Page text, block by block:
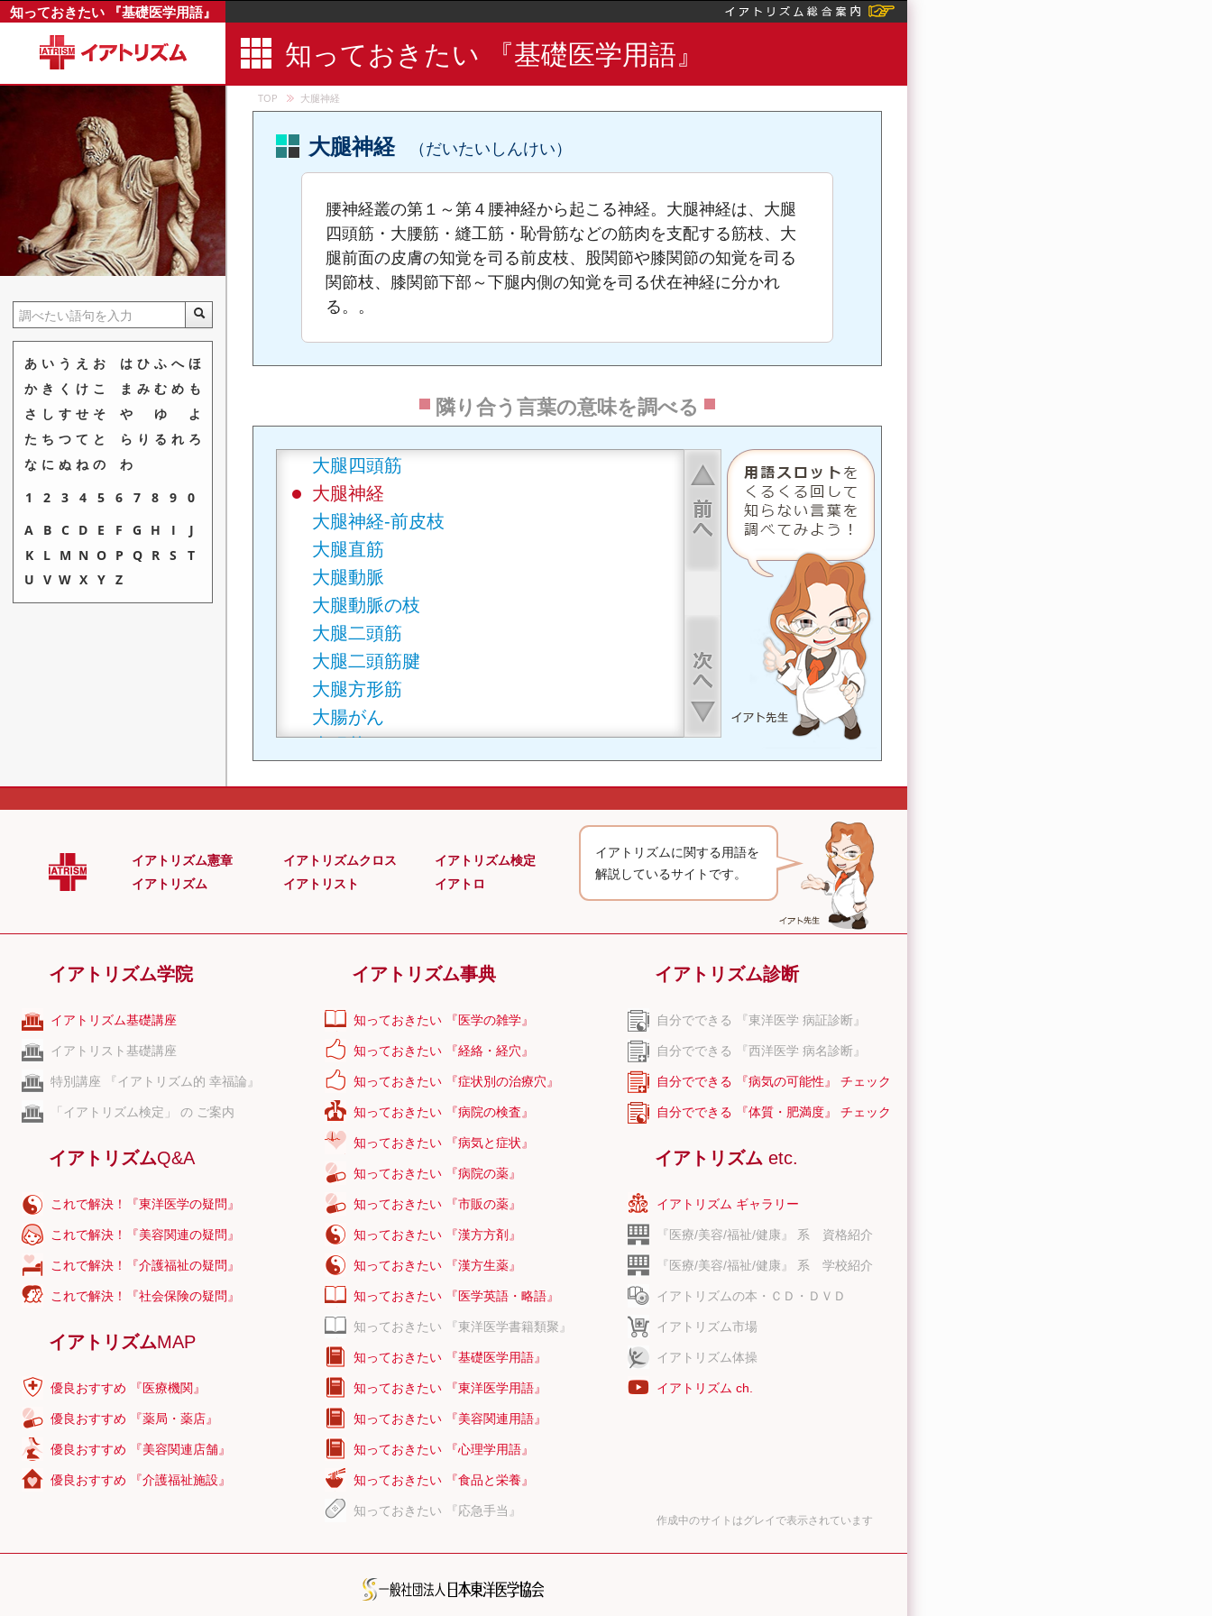
知っておきたい 『基礎医学用語』
知っておきたい 『基礎医学用語』
TOP 大腿神経
大腿神経 （だいたいしんけい）
腰神経叢の第１～第４腰神経から起こる神経。大腿神経は、大腿
四頭筋・大腰筋・縫工筋・恥骨筋などの筋肉を支配する筋枝、大
腿前面の皮膚の知覚を司る前皮枝、股関節や膝関節の知覚を司る
関節枝、膝関節下部～下腿内側の知覚を司る伏在神経に分かれ
る。。
隣り合う言葉の意味を調べる
第4背側中手動脈の枝
第4背側中足動脈
第4背側中足動脈の枝
第5中足骨粗面
大円筋
ダイオキシン
大頬骨筋
退行
大後頭神経
大鎖骨上窩
大腿四頭筋
大腿神経
大腿神経‐前皮枝
大腿直筋
大腿動脈
大腿動脈の枝
大腿二頭筋
大腿二頭筋腱
大腿方形筋
大腸がん
大腸菌
大動脈弓
大動脈小体
タイト結合
大内臓神経
体内被曝
大脳
あ い う え お
か き く け こ
さ し す せ そ
た ち つ て と
な に ぬ ね の
は ひ ふ へ ほ
ま み む め も
や
ゆ
よ
ら り る れ ろ
わ
1
2 3 4 5 6 7 8 9
0
A
B C D E F G H I
J
K
L M N O P Q R S
T
U V W X Y Z
イアトリズム憲章
イアトリズム
イアトリズムクロス
イアトリスト
イアトリズム検定
イアトロ
イアトリズムに関する用語を
解説しているサイトです。
イアトリズム学院
イアトリズム基礎講座
イアトリスト基礎講座
特別講座 『イアトリズム的 幸福論』
「イアトリズム検定」 の ご案内
イアトリズムQ&A
これで解決！『東洋医学の疑問』
これで解決！『美容関連の疑問』
これで解決！『介護福祉の疑問』
これで解決！『社会保険の疑問』
イアトリズムMAP
優良おすすめ 『医療機関』
優良おすすめ 『薬局・薬店』
優良おすすめ 『美容関連店舗』
優良おすすめ 『介護福祉施設』
イアトリズム事典
知っておきたい 『医学の雑学』
知っておきたい 『経絡・経穴』
知っておきたい 『症状別の治療穴』
知っておきたい 『病院の検査』
知っておきたい 『病気と症状』
知っておきたい 『病院の薬』
知っておきたい 『市販の薬』
知っておきたい 『漢方方剤』
知っておきたい 『漢方生薬』
知っておきたい 『医学英語・略語』
知っておきたい 『東洋医学書籍類聚』
知っておきたい 『基礎医学用語』
知っておきたい 『東洋医学用語』
知っておきたい 『美容関連用語』
知っておきたい 『心理学用語』
知っておきたい 『食品と栄養』
知っておきたい 『応急手当』
イアトリズム診断
自分でできる 『東洋医学 病証診断』
自分でできる 『西洋医学 病名診断』
自分でできる 『病気の可能性』 チェック
自分でできる 『体質・肥満度』 チェック
イアトリズム etc.
イアトリズム ギャラリー
『医療/美容/福祉/健康』 系 資格紹介
『医療/美容/福祉/健康』 系 学校紹介
イアトリズムの本・ＣＤ・ＤＶＤ
イアトリズム市場
イアトリズム体操
イアトリズム ch.
作成中のサイトはグレイで表示されています